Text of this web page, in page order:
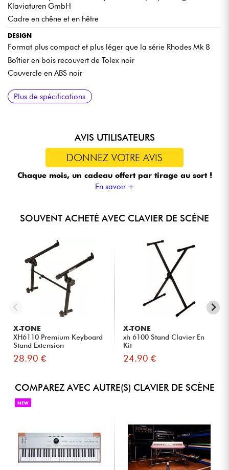
Klaviaturen GmbH
Cadre en chêne et en hêtre
DESIGN
Format plus compact et plus léger que la série Rhodes Mk 8
Boîtier en bois recouvert de Tolex noir
Couvercle en ABS noir
CONNEXIONS
Sortie Jack mono 6,3 mm
DIMENSIONS
1012 x 233 x 570 mm (L x H x P)
POIDS
26 kg
ACCESSOIRES INCLUS
Pédale de sustain
Plus de spécifications
AVIS UTILISATEURS
DONNEZ VOTRE AVIS
Chaque mois, un cadeau offert par tirage au sort !
En savoir +
SOUVENT ACHETÉ AVEC CLAVIER DE SCÈNE
X-TONE
XH6110 Premium Keyboard
Stand Extension
28.90 €
X-TONE
xh 6100 Stand Clavier En
Kit
24.90 €
COMPAREZ AVEC AUTRE(S) CLAVIER DE SCÈNE
NEW